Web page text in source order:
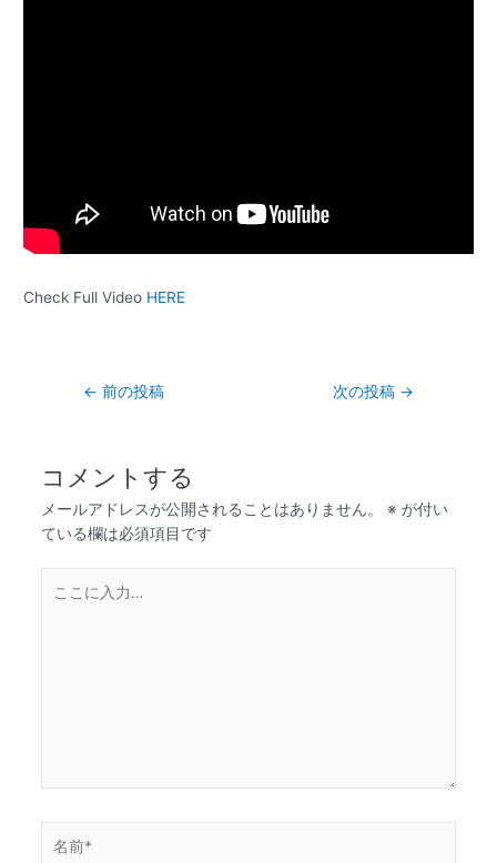
Check Full Video HERE
← 前の投稿 次の投稿 →
コメントする
メールアドレスが公開されることはありません。 ※ が付い
ている欄は必須項目です